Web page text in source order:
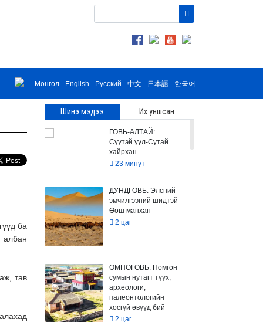
Монгол English Русский 中文 日本語 한국어
ба
албан
тав
Шинэ мэдээ Их уншсан
ГОВЬ-АЛТАЙ:
Сүүтэй уул-Сутай
хайрхан
23 минут
ДУНДГОВЬ: Элсний
эмчилгээний шидтэй
Өөш манхан
2 цаг
ӨМНӨГОВЬ: Номгон
сумын нутагт түүх,
археологи,
палеонтологийн
хосгүй өвүүд бий
2 цаг